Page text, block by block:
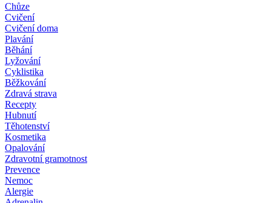
Chůze
Cvičení
Cvičení doma
Plavání
Běhání
Lyžování
Cyklistika
Běžkování
Zdravá strava
Recepty
Hubnutí
Těhotenství
Kosmetika
Opalování
Zdravotní gramotnost
Prevence
Nemoc
Alergie